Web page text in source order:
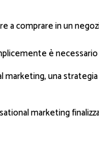
a comprare in un
è necessario
marketing, una
marketing